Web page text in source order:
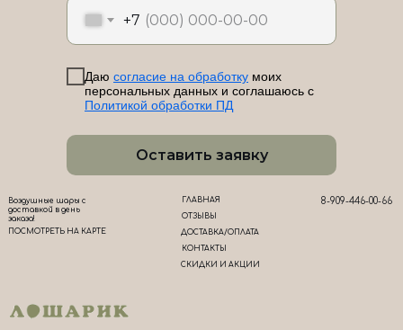
+7
Даю согласие на обработку моих
персональных данных и соглашаюсь с
Политикой обработки ПД
Оставить заявку
ОТЗЫВЫ
ГЛАВНАЯ
ДОСТАВКА/ОПЛАТА
СКИДКИ И АКЦИИ
КОНТАКТЫ
8-909-446-00-66
Воздушные шары с
доставкой в день
заказа!
ПОСМОТРЕТЬ НА КАРТЕ